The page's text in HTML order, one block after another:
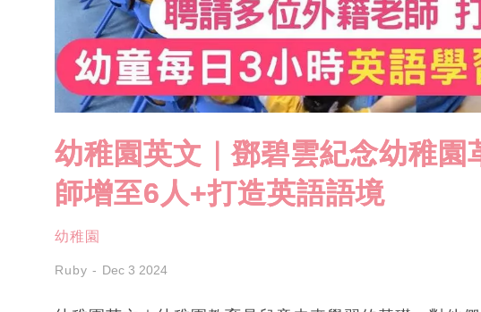
幼稚園英文｜鄧碧雲紀念幼稚園
師增至6人+打造英語語境
幼稚園
Ruby Dec 3 2024